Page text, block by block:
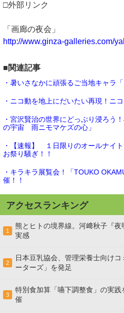
□外部リンク
「画廊の夜会」
http://www.ginza-galleries.com/
■関連記事
・暑いさなかに頑張るご当地キャラ「
・ニコ動を地上にだいたい再現！ニ
・宮沢賢治の世界にどっぷり浸ろう
の宇宙 雨ニモマケズの心」
・【速報】 １日限りのオールナイ
お祭り騒ぎ！！
・キラキラ展覧会！「TOUKO
催！！
アクセスランキング
1
熊とヒトの境界線。河﨑秋子『
実感
2
日本豆乳協会、管理栄養士向け
ーターズ」を発足
3
特別食加算「嚥下調整食」の実
催